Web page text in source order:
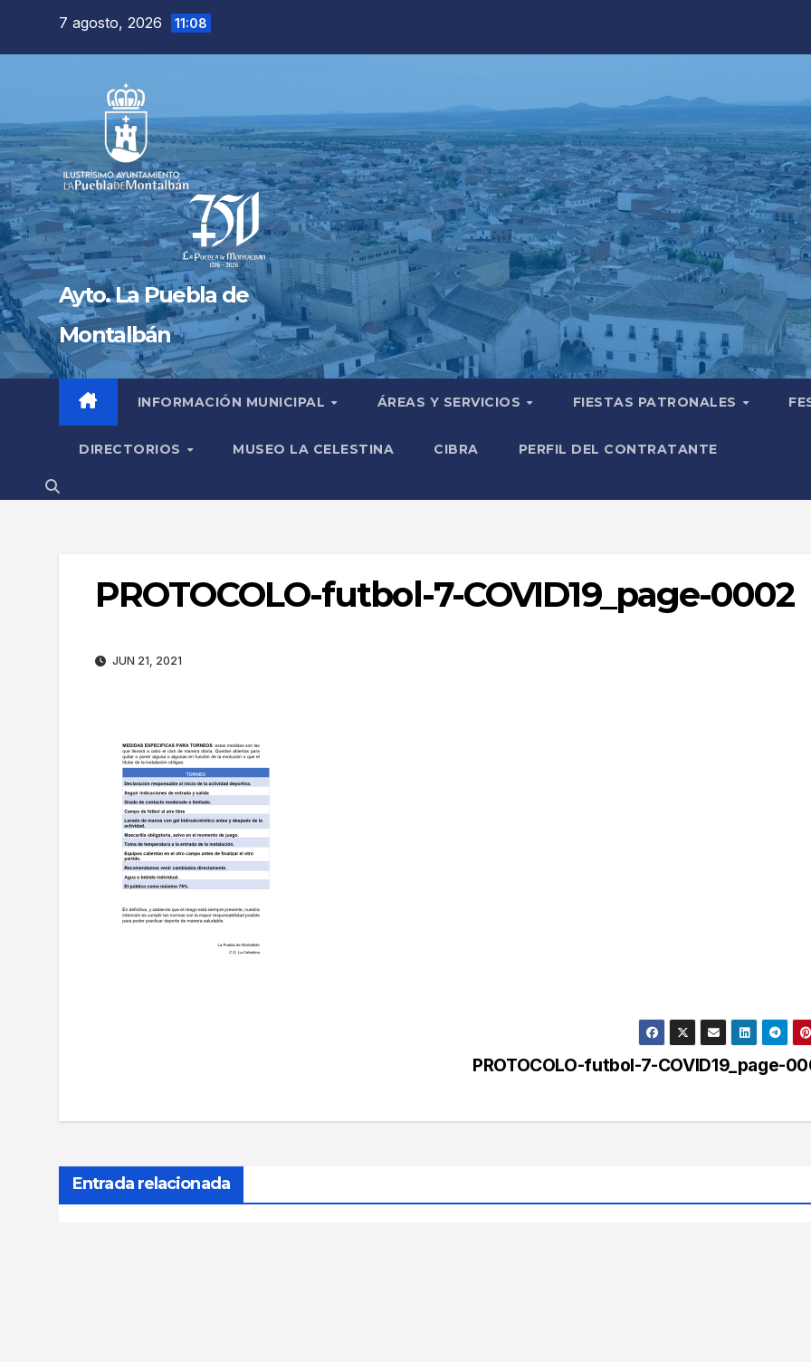
7 agosto, 2026 11:08
Ayto. La Puebla de
Montalbán
INFORMACIÓN MUNICIPAL ÁREAS Y SERVICIOS FIESTAS PATRONALES
DIRECTORIOS MUSEO LA CELESTINA CIBRA PERFIL DEL CONTRATANTE
PROTOCOLO-futbol-7-COVID19_page-0002
JUN 21, 2021
PROTOCOLO-futbol-7-COVID19_page-
Entrada relacionada